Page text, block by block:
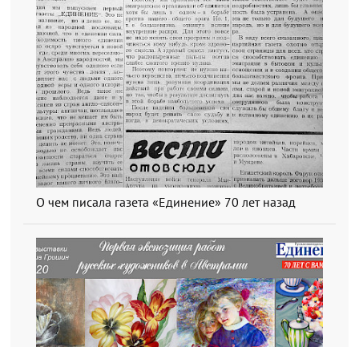
О чем писала газета «Единение» 70 лет назад